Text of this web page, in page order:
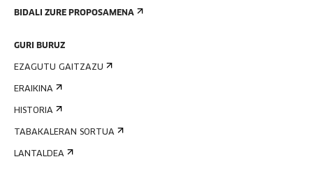
BIDALI ZURE PROPOSAMENA
GURI BURUZ
EZAGUTU GAITZAZU
ERAIKINA
HISTORIA
TABAKALERAN SORTUA
LANTALDEA